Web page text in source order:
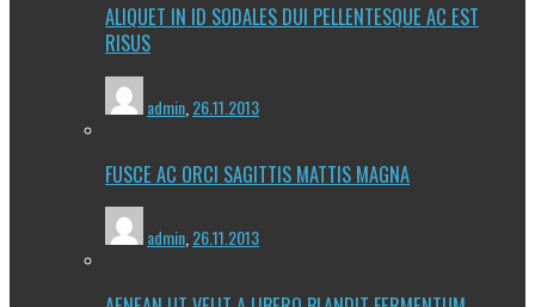
ALIQUET IN ID SODALES DUI PELLENTESQUE AC EST
RISUS
admin 26.11.2013
FUSCE AC ORCI SAGITTIS MATTIS MAGNA
admin,26.11.2013